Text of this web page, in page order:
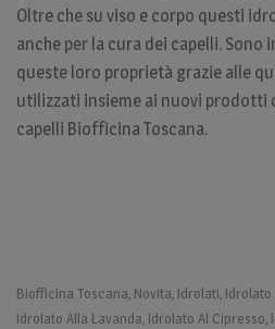
Oltre che su viso e corpo questi
anche per la cura dei capelli. Sono
queste loro proprietà grazie alle
utilizzati insieme ai nuovi prodotti
capelli Biofficina Toscana.
Biofficina Toscana, Novita, Idrolati, Idrolato
Idrolato Alla Lavanda, Idrolato Al Cipresso,